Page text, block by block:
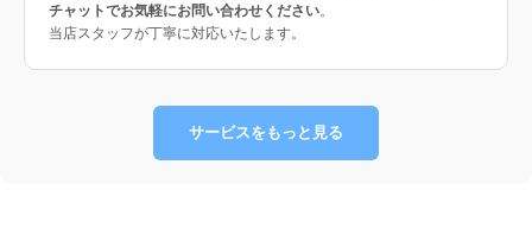
チャットでお気軽にお問い合わせください。
当店スタッフが丁寧に対応いたします。
サービスをもっと見る